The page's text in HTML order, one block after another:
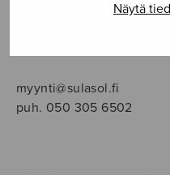
Näytä
myynti@sulasol.fi
puh. 050 305 6502